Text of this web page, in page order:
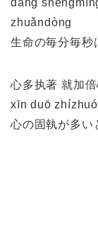
dāng
zhuǎndòng
生命の毎分毎秒
心多执著 就加
xīn duō
心の固執が多い